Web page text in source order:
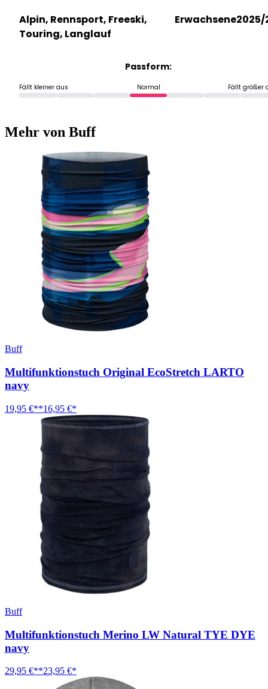
Alpin, Rennsport, Freeski,
Touring, Langlauf
Erwachsene2025/
Passform:
Fällt kleiner aus Normal Fällt größer
Mehr von Buff
Buff
Multifunktionstuch Original EcoStretch LARTO
navy
19,95 €**16,95 €*
Buff
Multifunktionstuch Merino LW Natural TYE DYE
navy
29,95 €**23,95 €*